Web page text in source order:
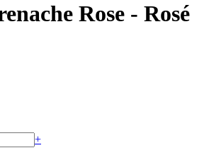
Rose - Rosé
+